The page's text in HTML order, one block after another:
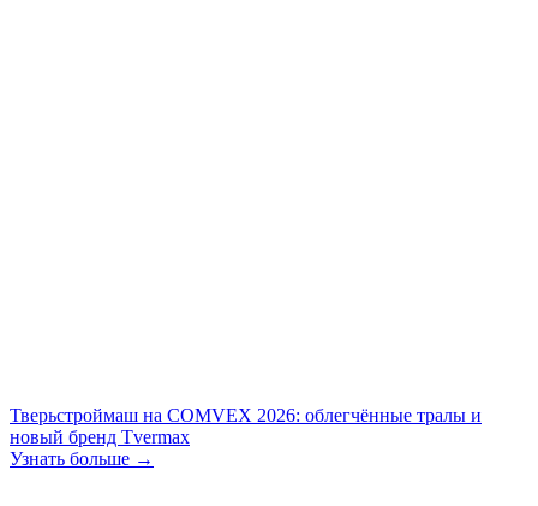
Тверьстроймаш на COMVEX 2026: облегчённые тралы и
новый бренд Tvermax
Узнать больше →